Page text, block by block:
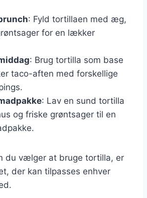
: Fyld tortillaen med æg,
for en lækker
: Brug tortilla som base
taco-aften med forskellige
: Lav en sund tortilla
og friske grøntsager til en
du vælger at bruge tortilla, er
der kan tilpasses enhver